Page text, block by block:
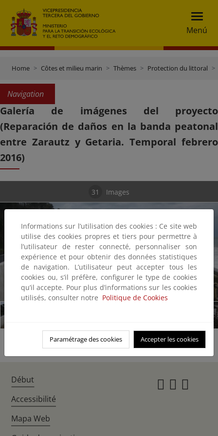
Menú
Home Côtes et milieu marin Thèmes Protection du littoral
Navigation
Galería de imágenes del proyecto
(Reparación de daños en la banda peatonal
entre Zarautz y Getaria. Temporal febrero
2016)
31 Images
1/31
Informations sur l’utilisation des cookies : Ce site web
utilise des cookies propres et tiers pour permettre à
l’utilisateur de rester connecté, personnaliser son
expérience et pour obtenir des données statistiques
de navigation. L’utilisateur peut accepter tous les
cookies ou, s’il préfère, configurer le type de cookies
qu’il accepte. Pour plus d’informations sur les cookies
utilisés, consulter notre Politique de Cookies
Paramétrage des cookies Accepter les cookies
Début
Accessibilité
Mapa Web